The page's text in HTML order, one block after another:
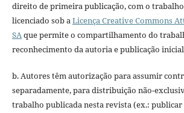
direito de primeira publicação, com o
licenciado sob aLicença Creative Commons
SAque permite o compartilhamento do
reconhecimento da autoria e publicação
b. Autores têm autorização para assumir
separadamente, para distribuição não-
trabalho publicada nesta revista (ex.: